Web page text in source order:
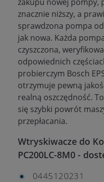
znacznie niższy, a
sprawdzona pompa
jak nowa. Każda
czyszczona,
odpowiednich
probierczym Bosch
otrzymuje pewną
realną oszczędność.
się szybki powrót
przepłacania.
Wtryskiwacze do
PC200LC-8M0 -
0445120231